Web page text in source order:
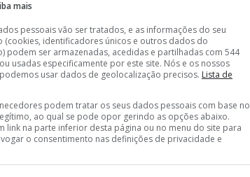
mais
pessoais vão ser tratados, e as informações do seu
(cookies, identificadores únicos e outros dados do
podem ser armazenadas, acedidas e partilhadas com 544
usadas especificamente por este site. Nós e os nossos
usar dados de geolocalização precisos. Lista de
podem tratar os seus dados pessoais com base no
ao qual se pode opor gerindo as opções abaixo.
link na parte inferior desta página ou no menu do site para
o consentimento nas definições de privacidade e